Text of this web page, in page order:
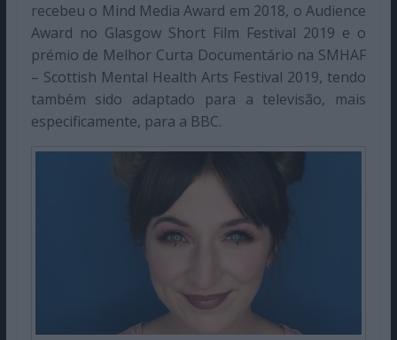
recebeu o Mind Media Award em 2018, o Audience
Award no Glasgow Short Film Festival 2019 e o
prémio de Melhor Curta Documentário na SMHAF
– Scottish Mental Health Arts Festival 2019, tendo
também sido adaptado para a televisão, mais
especificamente, para a BBC.